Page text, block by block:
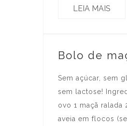
LEIA MAIS
Bolo de
Sem açúcar, sem
sem lactose!
ovo 1 maçã ralada
aveia em flocos